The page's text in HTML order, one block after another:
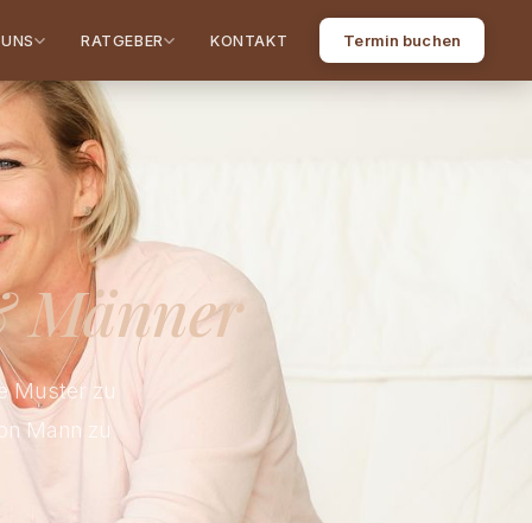
RATGEBER KONTAKT Termin buchen
Männer
Muster zu
Mann zu